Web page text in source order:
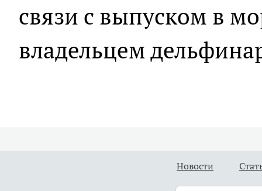
связи с выпуском в
владельцем
Новости